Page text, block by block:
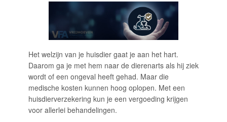
Het welzijn van je huisdier gaat je aan het hart.
Daarom ga je met hem naar de dierenarts als hij ziek
wordt of een ongeval heeft gehad. Maar die
medische kosten kunnen hoog oplopen. Met een
huisdierverzekering kun je een vergoeding krijgen
voor allerlei behandelingen.